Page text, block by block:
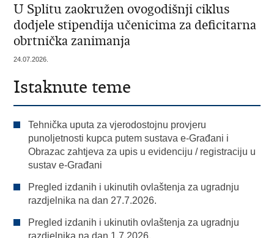
U Splitu zaokružen ovogodišnji ciklus
dodjele stipendija učenicima za deficitarna
obrtnička zanimanja
24.07.2026.
Istaknute teme
Tehnička uputa za vjerodostojnu provjeru
punoljetnosti kupca putem sustava e-Građani i
Obrazac zahtjeva za upis u evidenciju / registraciju u
sustav e-Građani
Pregled izdanih i ukinutih ovlaštenja za ugradnju
razdjelnika na dan 27.7.2026.
Pregled izdanih i ukinutih ovlaštenja za ugradnju
razdjelnika na dan 1.7.2026.